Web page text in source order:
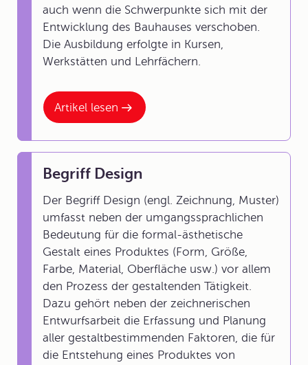
Artikel lesen
auch wenn die Schwerpunkte sich mit der
Entwicklung des Bauhauses verschoben.
Die Ausbildung erfolgte in Kursen,
Werkstätten und Lehrfächern.
Begriff Design
Der Begriff Design (engl. Zeichnung, Muster)
umfasst neben der umgangssprachlichen
Bedeutung für die formal-ästhetische
Gestalt eines Produktes (Form, Größe,
Farbe, Material, Oberfläche usw.) vor allem
den Prozess der gestaltenden Tätigkeit.
Dazu gehört neben der zeichnerischen
Entwurfsarbeit die Erfassung und Planung
aller gestaltbestimmenden Faktoren, die für
die Entstehung eines Produktes von